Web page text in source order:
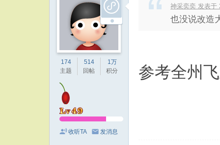
174
主题
514
回帖
1万
积分
收听TA 发消息
神采奕奕 发表于
也没说改造
参考全州